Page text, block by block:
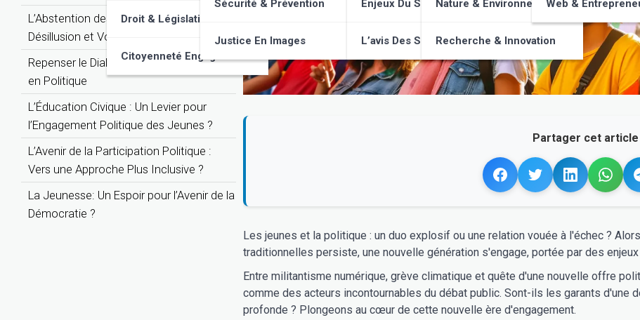
Droit & Législation
Citoyenneté Engagée
Sécurité & Prévention
Justice En Images
Enjeux Du Sport
L’avis Des Supporters
Nature & Environnement
Recherche & Innovation
Web &
Partager cet article
Les jeunes et la politique : un duo explosif ou une relation vouée à l'échec ?
traditionnelles persiste, une nouvelle génération s'engage, portée par des
Entre militantisme numérique, grève climatique et quête d'une nouvelle offre
comme des acteurs incontournables du débat public. Sont-ils les garants d'une
profonde ? Plongeons au cœur de cette nouvelle ère d'engagement.
L’Abstention des Jeunes : Entre
Désillusion et Volonté de Rupture
Repenser le Dialogue Intergénérationnel
en Politique
L’Éducation Civique : Un Levier pour
l’Engagement Politique des Jeunes ?
L’Avenir de la Participation Politique :
Vers une Approche Plus Inclusive ?
La Jeunesse: Un Espoir pour l’Avenir de la
Démocratie ?